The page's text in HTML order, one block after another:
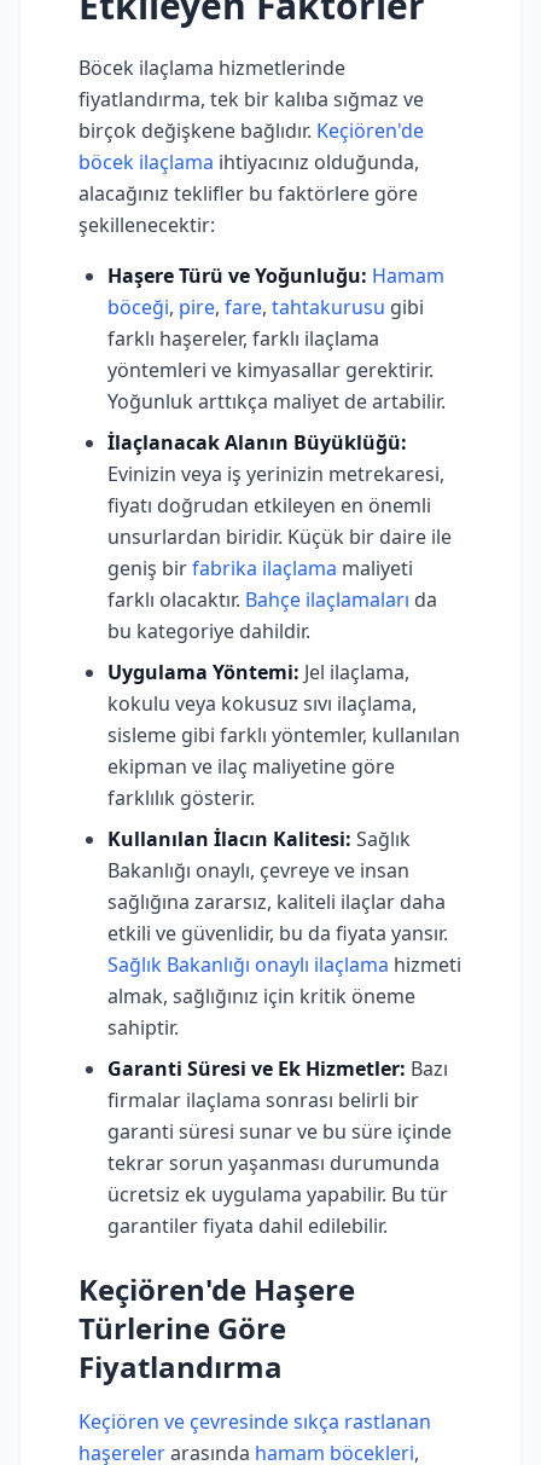
Böcek ilaçlama hizmetlerinde
fiyatlandırma, tek bir kalıba sığmaz ve
birçok değişkene bağlıdır. Keçiören'de
böcek ilaçlama ihtiyacınız olduğunda,
alacağınız teklifler bu faktörlere göre
şekillenecektir:
Haşere Türü ve Yoğunluğu: Hamam
böceği, pire, fare, tahtakurusu gibi
farklı haşereler, farklı ilaçlama
yöntemleri ve kimyasallar gerektirir.
Yoğunluk arttıkça maliyet de artabilir.
İlaçlanacak Alanın Büyüklüğü:
Evinizin veya iş yerinizin metrekaresi,
fiyatı doğrudan etkileyen en önemli
unsurlardan biridir. Küçük bir daire ile
geniş birfabrika ilaçlama maliyeti
farklı olacaktır. Bahçe ilaçlamaları da
bu kategoriye dahildir.
Uygulama Yöntemi: Jel ilaçlama,
kokulu veya kokusuz sıvı ilaçlama,
sisleme gibi farklı yöntemler, kullanılan
ekipman ve ilaç maliyetine göre
farklılık gösterir.
Kullanılan İlacın Kalitesi: Sağlık
Bakanlığı onaylı, çevreye ve insan
sağlığına zararsız, kaliteli ilaçlar daha
etkili ve güvenlidir, bu da fiyata yansır.
Sağlık Bakanlığı onaylı ilaçlama hizmeti
almak, sağlığınız için kritik öneme
sahiptir.
Garanti Süresi ve Ek Hizmetler: Bazı
firmalar ilaçlama sonrası belirli bir
garanti süresi sunar ve bu süre içinde
tekrar sorun yaşanması durumunda
ücretsiz ek uygulama yapabilir. Bu tür
garantiler fiyata dahil edilebilir.
Keçiören'de Haşere
Türlerine Göre
Fiyatlandırma
Keçiören ve çevresinde sıkça rastlanan
haşerelerarasında hamam böcekleri,